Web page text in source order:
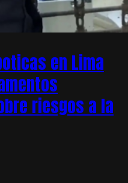
en Lima
riesgos a la